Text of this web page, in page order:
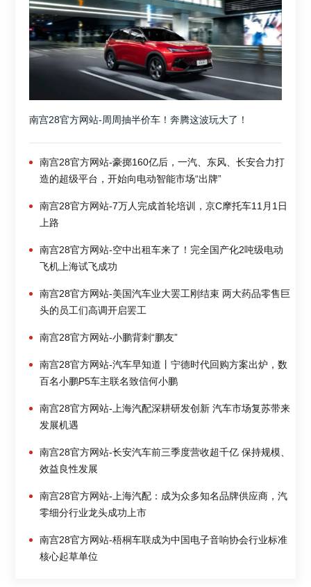
南宫28官方网站-周周抽半价车！奔腾这波玩大了！
南宫28官方网站-豪掷160亿后，一汽、东风、长安合力打
造的超级平台，开始向电动智能市场“出牌”
南宫28官方网站-7万人完成首轮培训，京C摩托车11月1日
上路
南宫28官方网站-空中出租车来了！完全国产化2吨级电动
飞机上海试飞成功
南宫28官方网站-美国汽车业大罢工刚结束 两大药品零售巨
头的员工们高调开启罢工
南宫28官方网站-小鹏背刺“鹏友”
南宫28官方网站-汽车早知道丨宁德时代回购方案出炉，数
百名小鹏P5车主联名致信何小鹏
南宫28官方网站-上海汽配深耕研发创新 汽车市场复苏带来
发展机遇
南宫28官方网站-长安汽车前三季度营收超千亿 保持规模、
效益良性发展
南宫28官方网站-上海汽配：成为众多知名品牌供应商，汽
零细分行业龙头成功上市
南宫28官方网站-梧桐车联成为中国电子音响协会行业标准
核心起草单位